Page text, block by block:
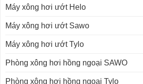
Máy xông hơi ướt Helo
Máy xông hơi ướt Sawo
Máy xông hơi ướt Tylo
Phòng xông hơi hồng ngoại SAWO
Phòng xông hơi hồng ngoại Tylo